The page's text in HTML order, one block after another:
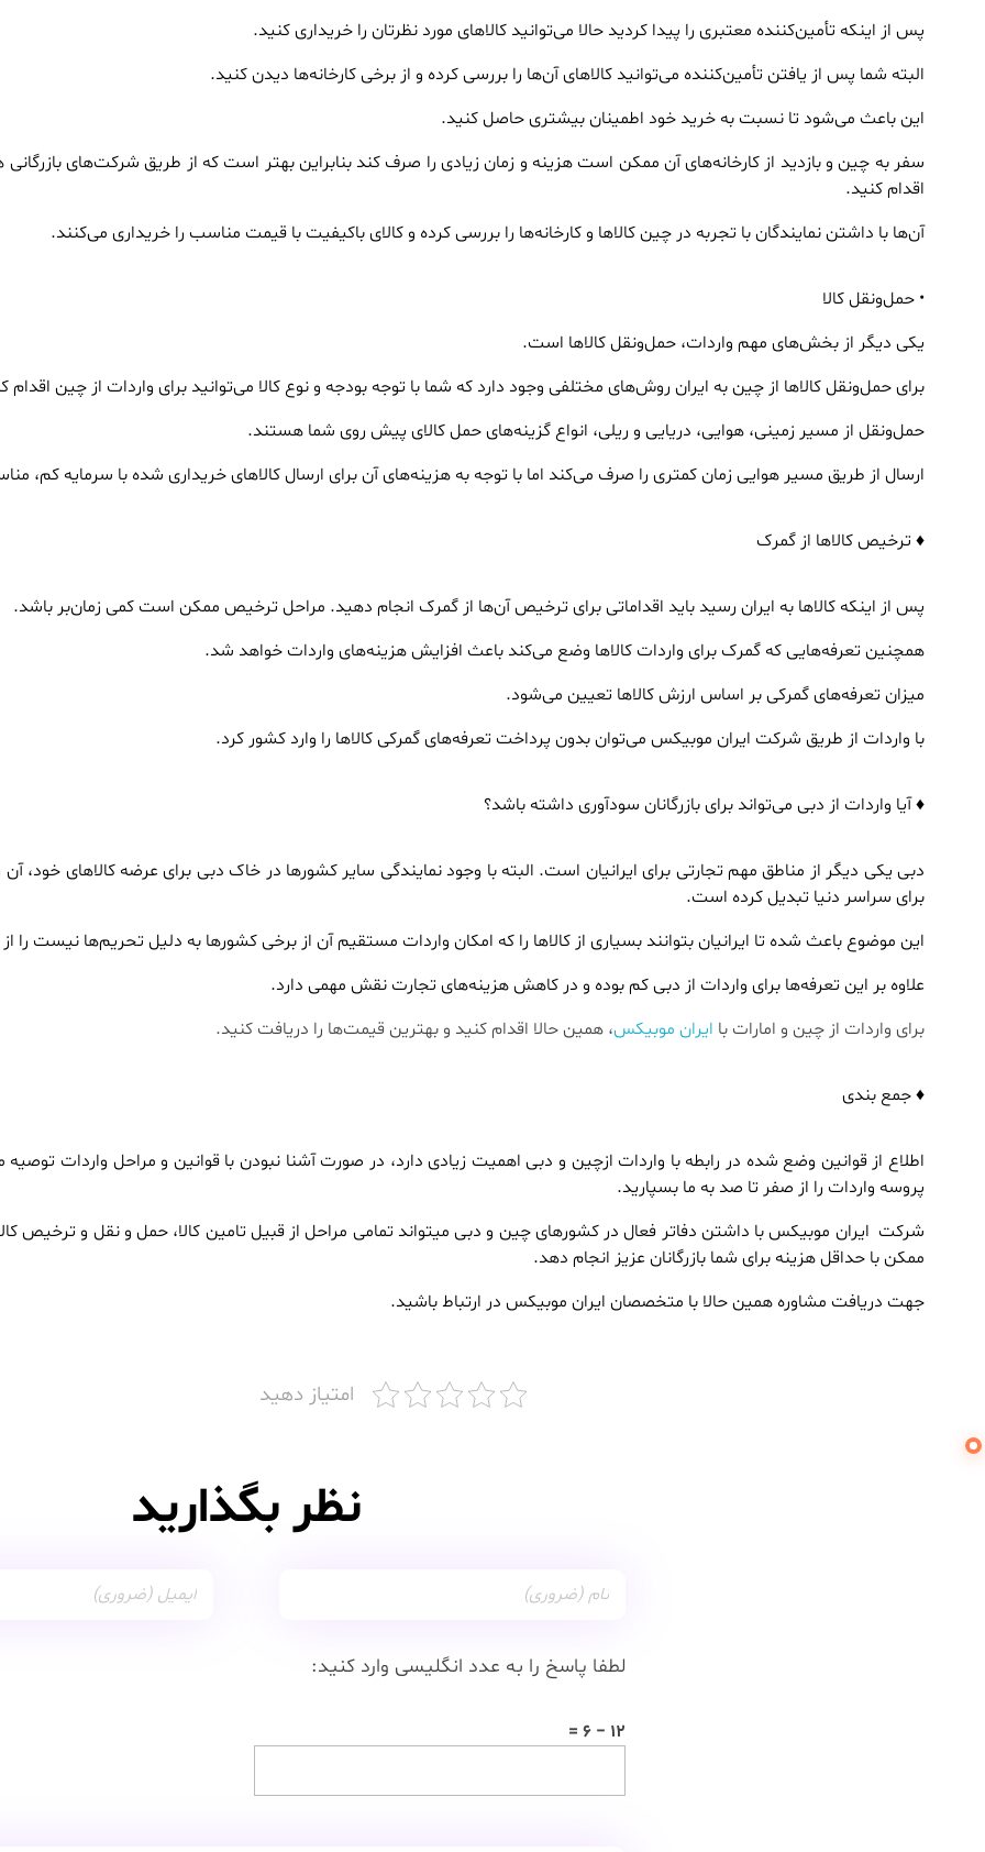
پس از اینکه تأمین‌کننده معتبری را پیدا کردید حالا می‌توانید کالاهای مورد نظرتان را خریداری کنید.
البته شما پس از یافتن تأمین‌کننده می‌توانید کالاهای آن‌ها را بررسی کرده و از برخی کارخانه‌ها دیدن کنید.
این باعث می‌شود تا نسبت به خرید خود اطمینان بیشتری حاصل کنید.
سفر به چین و بازدید از کارخانه‌های آن ممکن است هزینه و زمان زیادی را صرف کند بنابراین بهتر است که از طریق شرکت‌های
اقدام کنید.
آن‌ها با داشتن نمایندگان با تجربه در چین کالاها و کارخانه‌ها را بررسی کرده و کالای باکیفیت با قیمت مناسب را خریداری می‌کنند.
• حمل‌ونقل کالا
یکی دیگر از بخش‌های مهم واردات، حمل‌ونقل کالاها است.
برای حمل‌ونقل کالاها از چین به ایران روش‌های مختلفی وجود دارد که شما با توجه بودجه و نوع کالا می‌توانید برای واردات از چین اقدام
حمل‌ونقل از مسیر زمینی، هوایی، دریایی و ریلی، انواع گزینه‌های حمل کالای پیش روی شما هستند.
ارسال از طریق مسیر هوایی زمان کمتری را صرف می‌کند اما با توجه به هزینه‌های آن برای ارسال کالاهای خریداری شده با سرمایه کم،
♦ ترخیص کالاها از گمرک
پس از اینکه کالاها به ایران رسید باید اقداماتی برای ترخیص آن‌ها از گمرک انجام دهید. مراحل ترخیص ممکن است کمی زمان‌بر باشد.
همچنین تعرفه‌هایی که گمرک برای واردات کالاها وضع می‌کند باعث افزایش هزینه‌های واردات خواهد شد.
میزان تعرفه‌های گمرکی بر اساس ارزش کالاها تعیین می‌شود.
با واردات از طریق شرکت ایران موبیکس می‌توان بدون پرداخت تعرفه‌های گمرکی کالاها را وارد کشور کرد.
♦ آیا واردات از دبی می‌تواند برای بازرگانان سودآوری داشته باشد؟
دبی یکی دیگر از مناطق مهم تجارتی برای ایرانیان است. البته با وجود نمایندگی سایر کشورها در خاک دبی برای عرضه کالاهای خود،
برای سراسر دنیا تبدیل کرده است.
این موضوع باعث شده تا ایرانیان بتوانند بسیاری از کالاها را که امکان واردات مستقیم آن از برخی کشورها به دلیل تحریم‌ها نیست را
علاوه بر این تعرفه‌ها برای واردات از دبی کم بوده و در کاهش هزینه‌های تجارت نقش مهمی دارد.
برای واردات از چین و امارات با ایران موبیکس، همین حالا اقدام کنید و بهترین قیمت‌ها را دریافت کنید.
♦ جمع بندی
اطلاع از قوانین وضع شده در رابطه‌ با واردات ازچین و دبی اهمیت زیادی دارد، در صورت آشنا نبودن با قوانین و مراحل واردات
پروسه واردات را از صفر تا صد به ما بسپارید.
شرکت ایران موبیکس با داشتن دفاتر فعال در کشورهای چین و دبی میتواند تمامی مراحل از قبیل تامین کالا، حمل و نقل و ترخیص کالا
ممکن با حداقل هزینه برای شما بازرگانان عزیز انجام دهد.
جهت دریافت مشاوره همین حالا با متخصصان ایران موبیکس در ارتباط باشید.
امتیاز دهید
نظر بگذارید
لطفا پاسخ را به عدد انگلیسی وارد کنید:
12 − 6 =